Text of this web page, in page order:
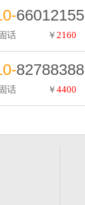
66012155
话 ￥2160
82788388
话 ￥4400